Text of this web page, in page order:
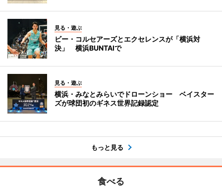
見る・遊ぶ
ビー・コルセアーズとエクセレンスが「横浜対
決」 横浜BUNTAIで
見る・遊ぶ
横浜・みなとみらいでドローンショー ベイスター
ズが球団初のギネス世界記録認定
もっと見る
食べる